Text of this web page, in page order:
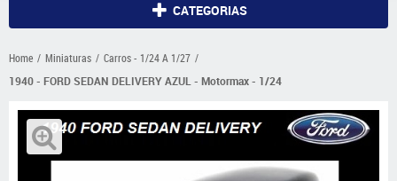
CATEGORIAS
Home Miniaturas
Carros - 1/24 A 1/27
1940 - FORD SEDAN DELIVERY AZUL - Motormax - 1/24